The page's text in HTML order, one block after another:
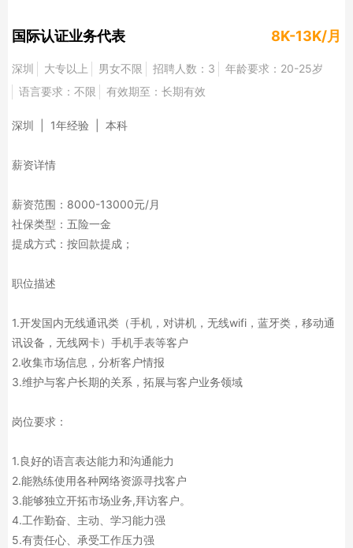
国际认证业务代表 8K-13K/月
深圳 大专以上 男女不限 招聘人数：3
年龄要求：20-25岁
语言要求：不限
有效期至：长期有效
深圳 | 1年经验 | 本科
薪资详情
薪资范围：8000-13000元/月
社保类型：五险一金
提成方式：按回款提成；
职位描述
1.开发国内无线通讯类（手机，对讲机，无线wifi，蓝牙类，移动通
讯设备，无线网卡）手机手表等客户
2.收集市场信息，分析客户情报
3.维护与客户长期的关系，拓展与客户业务领域
岗位要求：
1.良好的语言表达能力和沟通能力
2.能熟练使用各种网络资源寻找客户
3.能够独立开拓市场业务,拜访客户。
4.工作勤奋、主动、学习能力强
5.有责任心、承受工作压力强